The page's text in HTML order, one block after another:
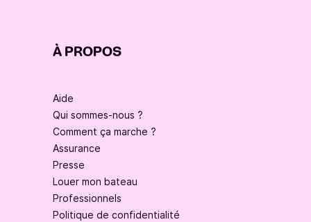
À PROPOS
Aide
Qui sommes-nous ?
Comment ça marche ?
Assurance
Presse
Louer mon bateau
Professionnels
Politique de confidentialité